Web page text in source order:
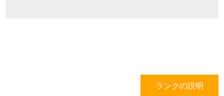
ランクの説明